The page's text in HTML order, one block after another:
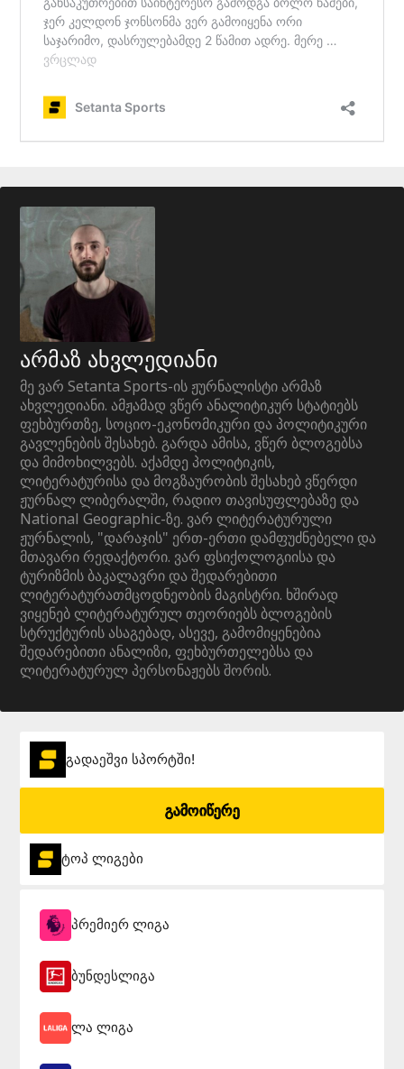
არმაზ ახვლედიანი
მე ვარ Setanta Sports-ის ჟურნალისტი არმაზ
ახვლედიანი. ამჟამად ვწერ ანალიტიკურ სტატიებს
ფეხბურთზე, სოციო-ეკონომიკური და პოლიტიკური
გავლენების შესახებ. გარდა ამისა, ვწერ ბლოგებსა
და მიმოხილვებს. აქამდე პოლიტიკის,
ლიტერატურისა და მოგზაურობის შესახებ ვწერდი
ჟურნალ ლიბერალში, რადიო თავისუფლებაზე და
National Geographic-ზე. ვარ ლიტერატურული
ჟურნალის, "დარაჯის" ერთ-ერთი დამფუძნებელი და
მთავარი რედაქტორი. ვარ ფსიქოლოგიისა და
ტურიზმის ბაკალავრი და შედარებითი
ლიტერატურათმცოდნეობის მაგისტრი. ხშირად
ვიყენებ ლიტერატურულ თეორიებს ბლოგების
სტრუქტურის ასაგებად, ასევე, გამომიყენებია
შედარებითი ანალიზი, ფეხბურთელებსა და
ლიტერატურულ პერსონაჟებს შორის.
გადაეშვი სპორტში!
გამოიწერე
ტოპ ლიგები
პრემიერ ლიგა
ბუნდესლიგა
ლა ლიგა